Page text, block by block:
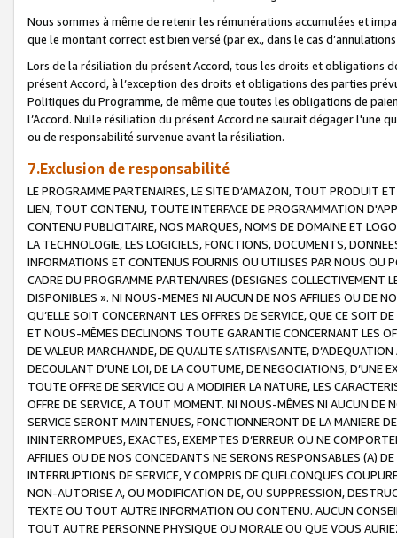
Nous sommes à même de retenir les rémunérations accumulées et
que le montant correct est bien versé (par ex., dans le cas
Lors de la résiliation du présent Accord, tous les droits et obligations
présent Accord, à l’exception des droits et obligations des parties
Politiques du Programme, de même que toutes les obligations de
l’Accord. Nulle résiliation du présent Accord ne saurait dégager l'une
ou de responsabilité survenue avant la résiliation.
7.Exclusion de responsabilité
LE PROGRAMME PARTENAIRES, LE SITE D’AMAZON, TOUT PRODUIT
LIEN, TOUT CONTENU, TOUTE INTERFACE DE PROGRAMMATION
CONTENU PUBLICITAIRE, NOS MARQUES, NOMS DE DOMAINE ET
LA TECHNOLOGIE, LES LOGICIELS, FONCTIONS, DOCUMENTS,
INFORMATIONS ET CONTENUS FOURNIS OU UTILISES PAR NOUS OU
CADRE DU PROGRAMME PARTENAIRES (DESIGNES COLLECTIVEMENT
DISPONIBLES ». NI NOUS-MEMES NI AUCUN DE NOS AFFILIES OU DE
QU’ELLE SOIT CONCERNANT LES OFFRES DE SERVICE, QUE CE SOIT
ET NOUS-MÊMES DECLINONS TOUTE GARANTIE CONCERNANT LES
DE VALEUR MARCHANDE, DE QUALITE SATISFAISANTE,
DECOULANT D’UNE LOI, DE LA COUTUME, DE NEGOCIATIONS, D’UNE
TOUTE OFFRE DE SERVICE OU A MODIFIER LA NATURE, LES
OFFRE DE SERVICE, A TOUT MOMENT. NI NOUS-MÊMES NI AUCUN DE
SERVICE SERONT MAINTENUES, FONCTIONNERONT DE LA MANIERE
ININTERROMPUES, EXACTES, EXEMPTES D’ERREUR OU NE
AFFILIES OU DE NOS CONCEDANTS NE SERONS RESPONSABLES (A)
INTERRUPTIONS DE SERVICE, Y COMPRIS DE QUELCONQUES
NON-AUTORISE A, OU MODIFICATION DE, OU SUPPRESSION,
TEXTE OU TOUT AUTRE INFORMATION OU CONTENU. AUCUN
TOUT AUTRE PERSONNE PHYSIQUE OU MORALE OU QUE VOUS